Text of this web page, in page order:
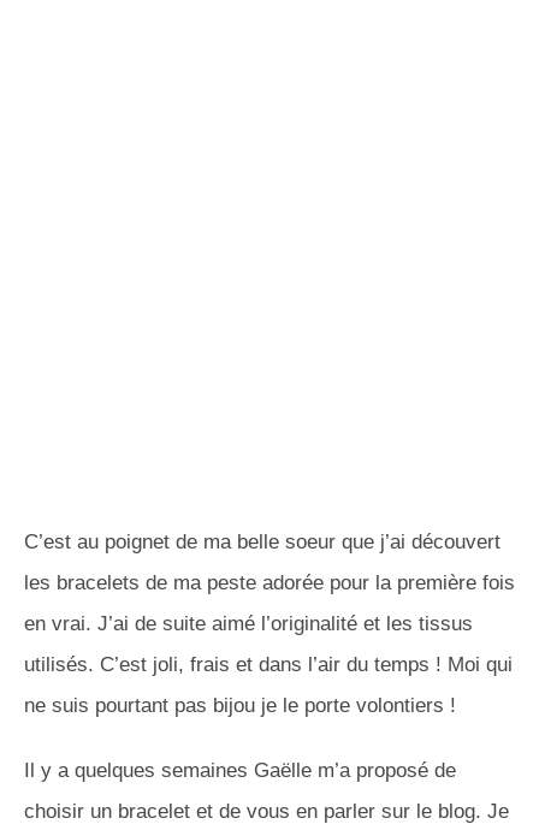
C’est au poignet de ma belle soeur que j’ai découvert
les bracelets de ma peste adorée pour la première fois
en vrai. J’ai de suite aimé l’originalité et les tissus
utilisés. C’est joli, frais et dans l’air du temps ! Moi qui
ne suis pourtant pas bijou je le porte volontiers !
Il y a quelques semaines Gaëlle m’a proposé de
choisir un bracelet et de vous en parler sur le blog. Je